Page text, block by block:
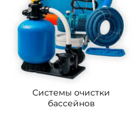
Системы очистки
бассейнов